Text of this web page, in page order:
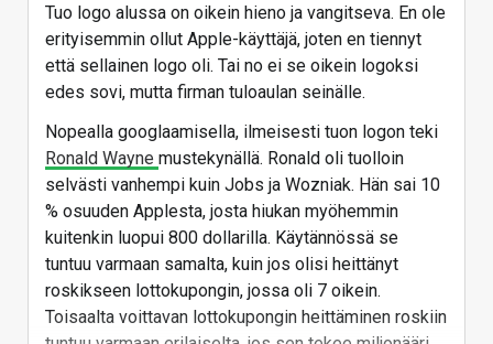
Tuo logo alussa on oikein hieno ja vangitseva. En ole
erityisemmin ollut Apple-käyttäjä, joten en tiennyt
että sellainen logo oli. Tai no ei se oikein logoksi
edes sovi, mutta firman tuloaulan seinälle.
Nopealla googlaamisella, ilmeisesti tuon logon teki
Ronald Wayne mustekynällä. Ronald oli tuolloin
selvästi vanhempi kuin Jobs ja Wozniak. Hän sai 10
% osuuden Applesta, josta hiukan myöhemmin
kuitenkin luopui 800 dollarilla. Käytännössä se
tuntuu varmaan samalta, kuin jos olisi heittänyt
roskikseen lottokupongin, jossa oli 7 oikein.
Toisaalta voittavan lottokupongin heittäminen roskiin